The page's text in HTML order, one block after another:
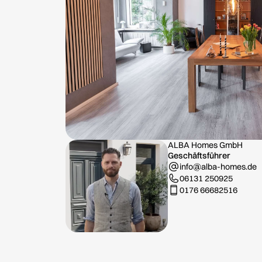
ALBA Homes GmbH
Geschäftsführer
info@alba-homes.de
06131 250925
0176 66682516